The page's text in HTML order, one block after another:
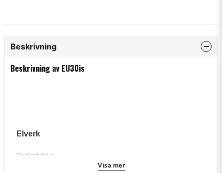
Beskrivning
Beskrivning av EU30is
Elverk
Reglerteknik
Visa mer